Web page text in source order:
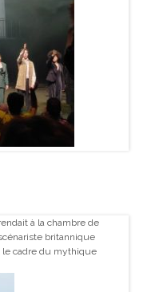
à la chambre de
britannique
le cadre du mythique